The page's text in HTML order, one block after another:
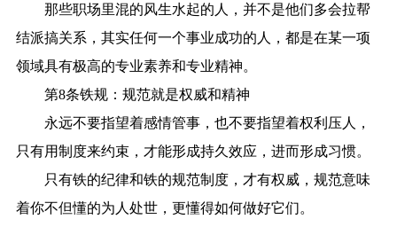
那些职场里混的风生水起的人，并不是他们多会拉帮
结派搞关系，其实任何一个事业成功的人，都是在某一项
领域具有极高的专业素养和专业精神。
第8条铁规：规范就是权威和精神
永远不要指望着感情管事，也不要指望着权利压人，
只有用制度来约束，才能形成持久效应，进而形成习惯。
只有铁的纪律和铁的规范制度，才有权威，规范意味
着你不但懂的为人处世，更懂得如何做好它们。